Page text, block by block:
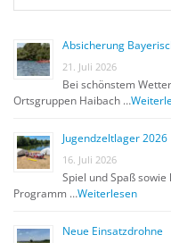
Absicherung
21. Juli 2026
Bei schönstem
Ortsgruppen Haibach …
Jugendzeltlager 2026
16. Juli 2026
Spiel und Spaß
Programm …Weiterlesen
Neue Einsatzdrohne